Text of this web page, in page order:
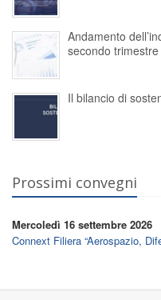
Andamento
secondo
Il bilancio di
Prossimi convegni
Mercoledì 16 settembre 2026
Connext Filiera “Aerospazio,